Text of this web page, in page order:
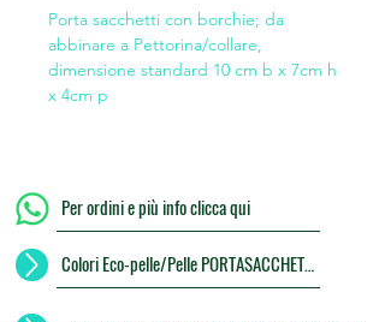
Porta sacchetti con borchie; da
abbinare a Pettorina/collare,
dimensione standard 10 cm b x 7cm h
x 4cm p
Per ordini e più info clicca qui
Colori Eco-pelle/Pelle PORTASACCHETTI